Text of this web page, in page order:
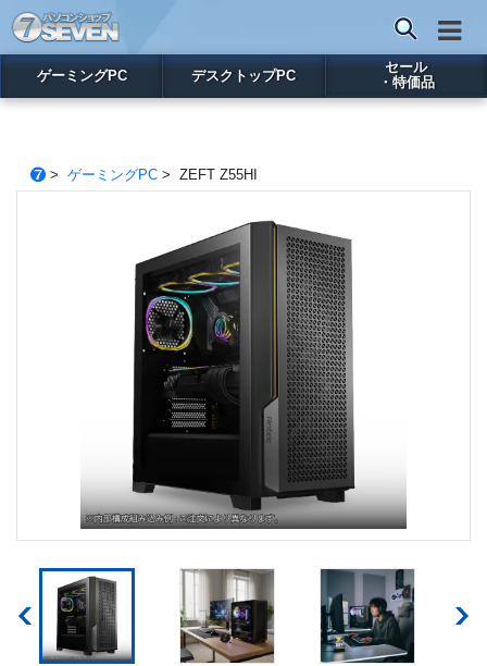
ゲーミングPC デスクトップPC
セール
・特価品
> ゲーミングPC> ZEFT Z55HI